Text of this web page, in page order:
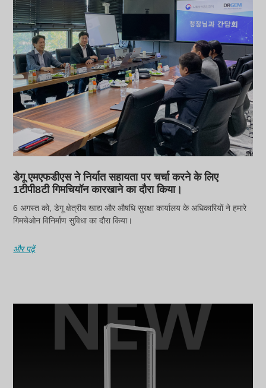
डेगू एमएफडीएस ने निर्यात सहायता पर चर्चा करने के लिए
1टीपी8टी गिमचियॉन कारखाने का दौरा किया।
6 अगस्त को, डेगू क्षेत्रीय खाद्य और औषधि सुरक्षा कार्यालय के अधिकारियों ने हमारे
गिमचेओन विनिर्माण सुविधा का दौरा किया।
और पढ़ें